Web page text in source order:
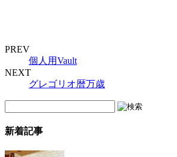
PREV
個人用Vault
NEXT
グレゴリオ暦万歳
新着記事